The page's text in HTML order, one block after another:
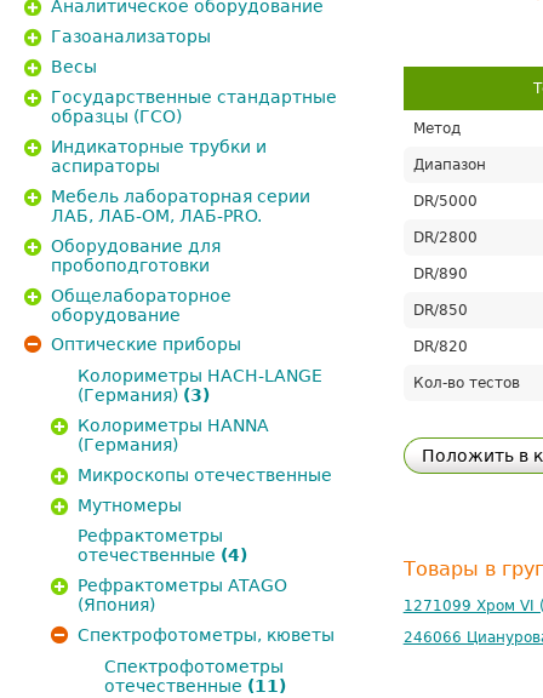
Метод
Диапазон
DR/5000
DR/2800
DR/890
DR/850
DR/820
Кол-во тестов
Положить в
Товары в
1271099 Хром VI
246066
Аналитическое оборудование
Газоанализаторы
Весы
Государственные стандартные
образцы (ГСО)
Индикаторные трубки и
аспираторы
Мебель лабораторная серии
ЛАБ, ЛАБ-ОМ, ЛАБ-PRO.
Оборудование для
пробоподготовки
Общелабораторное
оборудование
Оптические приборы
Колориметры HACH-LANGE
(Германия) (3)
Колориметры HANNA
(Германия)
Микроскопы отечественные
Мутномеры
Рефрактометры
отечественные (4)
Рефрактометры ATAGO
(Япония)
Спектрофотометры, кюветы
Спектрофотометры
отечественные (11)